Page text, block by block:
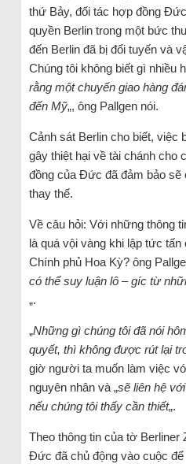
thứ Bảy, đối tác hợp đồng
quyền Berlin trong một bức
đến Berlin đã bị đổi tuyến và
Chúng tôi không biết gì nhiều
rằng một chuyến giao hàng
đến Mỹ„, ông Pallgen nói.
Cảnh sát Berlin cho biết, việc
gây thiệt hại về tài chánh cho
đồng của Đức đã đảm bảo sẽ
thay thế.
Về câu hỏi: Với những thông
là quá vội vàng khi lập tức
Chính phủ Hoa Kỳ? ông
có thể suy luận lô – gíc từ
„.
„Những gì chúng tôi đã nói
quyết, thì không được rút lại
giờ người ta muốn làm việc
nguyên nhân và „sẽ liên hệ
nếu chúng tôi thấy cần thiết„.
Theo thông tin của tờ Berliner
Đức đã chủ động vào cuộc